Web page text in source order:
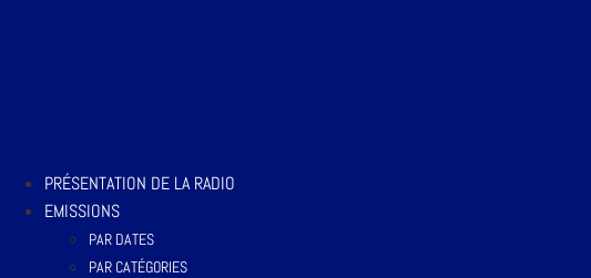
PRÉSENTATION DE LA RADIO
EMISSIONS
PAR DATES
PAR CATÉGORIES